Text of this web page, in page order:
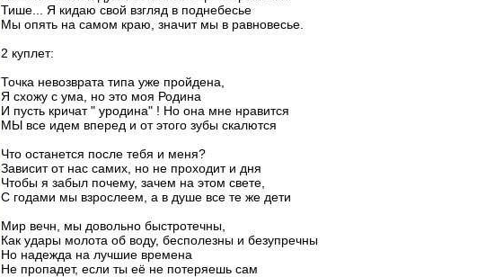
Тише... Я кидаю свой взгляд в поднебесье
Мы опять на самом краю, значит мы в равновесье.
2 куплет:
Точка невозврата типа уже пройдена,
Я схожу с ума, но это моя Родина
И пусть кричат " уродина" ! Но она мне нравится
МЫ все идем вперед и от этого зубы скалются
Что останется после тебя и меня?
Зависит от нас самих, но не проходит и дня
Чтобы я забыл почему, зачем на этом свете,
С годами мы взрослеем, а в душе все те же дети
Мир вечн, мы довольно быстротечны,
Как удары молота об воду, бесполезны и безупречны
Но надежда на лучшие времена
Не пропадет, если ты её не потеряешь сам